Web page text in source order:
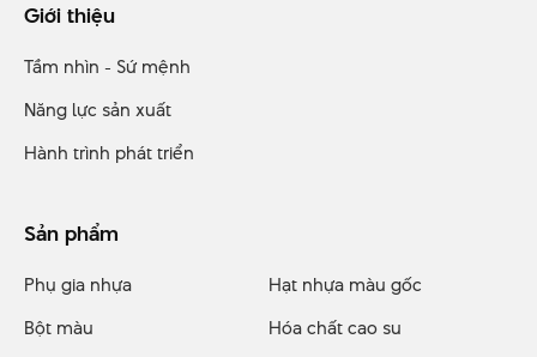
Giới thiệu
Tầm nhìn - Sứ mệnh
Năng lực sản xuất
Hành trình phát triển
Sản phẩm
Phụ gia nhựa
Hạt nhựa màu gốc
Bột màu
Hóa chất cao su